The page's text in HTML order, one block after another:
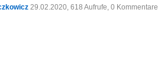
29.02.2020, 618 Aufrufe, 0 Kommentare